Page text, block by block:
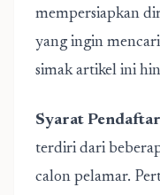
mempersiapkan
yang ingin
simak artikel ini
Syarat
terdiri dari
calon pelamar.